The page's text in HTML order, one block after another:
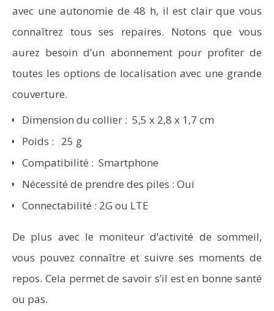
avec une autonomie de 48 h, il est clair que vous
connaîtrez tous ses repaires. Notons que vous
aurez besoin d’un abonnement pour profiter de
toutes les options de localisation avec une grande
couverture.
Dimension du collier : 5,5 x 2,8 x 1,7 cm
Poids : 25 g
Compatibilité : Smartphone
Nécessité de prendre des piles : Oui
Connectabilité : 2G ou LTE
De plus avec le moniteur d’activité de sommeil,
vous pouvez connaître et suivre ses moments de
repos. Cela permet de savoir s’il est en bonne santé
ou pas.